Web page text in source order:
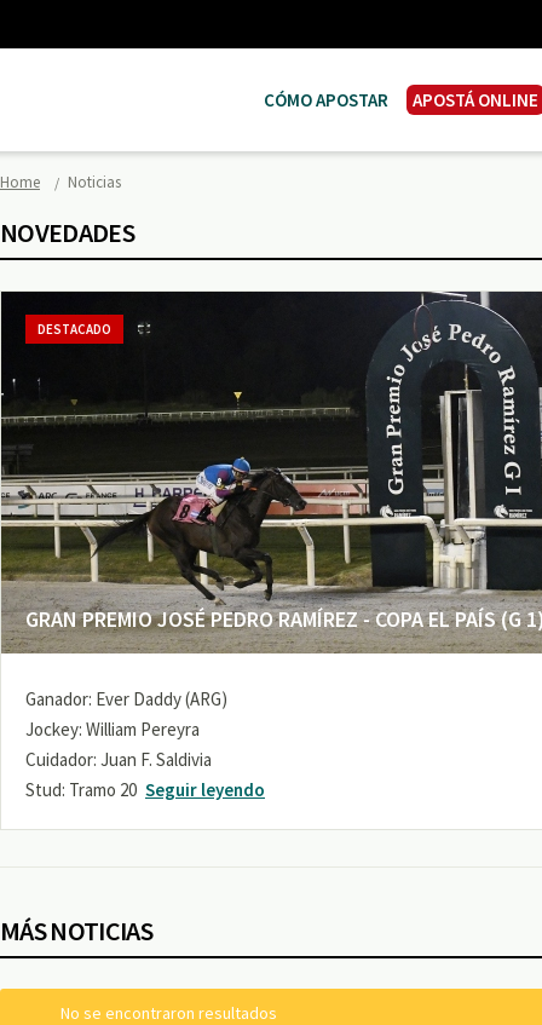
CÓMO APOSTAR APOSTÁ ONLINE
Home Noticias
NOVEDADES
GRAN PREMIO JOSÉ PEDRO RAMÍREZ - COPA EL PAÍS (G
DESTACADO
Ganador: Ever Daddy (ARG)
Jockey: William Pereyra
Cuidador: Juan F. Saldivia
Stud: Tramo 20 Seguir leyendo
MÁS NOTICIAS
No se encontraron resultados